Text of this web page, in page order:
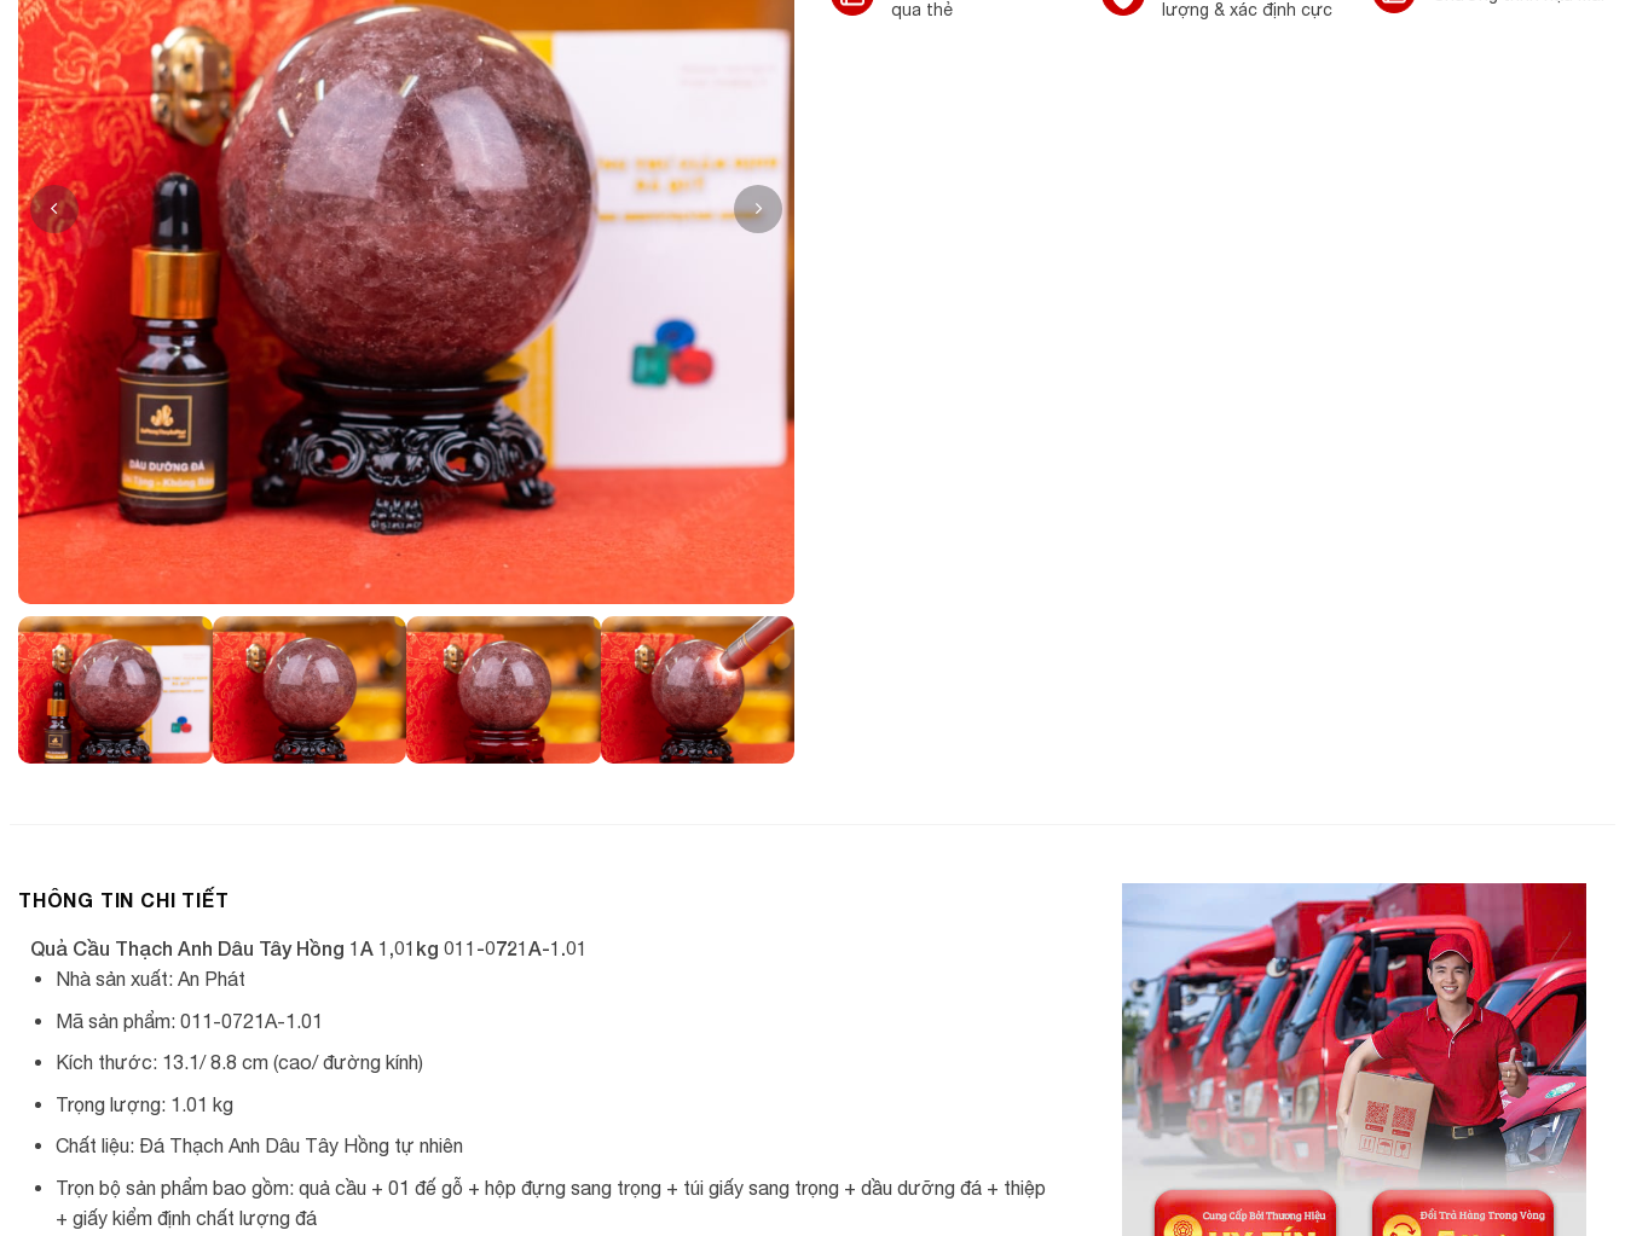
qua thẻ
lượng & xác định cực
THÔNG TIN CHI TIẾT
Quả Cầu Thạch Anh Dâu Tây Hồng 1A 1,01kg 011-0721A-1.01
Nhà sản xuất: An Phát
Mã sản phẩm: 011-0721A-1.01
Kích thước: 13.1/ 8.8 cm (cao/ đường kính)
Trọng lượng: 1.01 kg
Chất liệu: Đá Thạch Anh Dâu Tây Hồng tự nhiên
Trọn bộ sản phẩm bao gồm: quả cầu + 01 đế gỗ + hộp đựng sang trọng + túi giấy sang trọng + dầu dưỡng đá + thiệp
+ giấy kiểm định chất lượng đá